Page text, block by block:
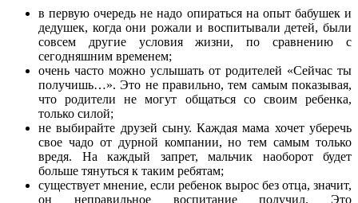
в первую очередь не надо опираться на опыт бабушек и
дедушек, когда они рожали и воспитывали детей, были
совсем другие условия жизни, по сравнению с
сегодняшним временем;
очень часто можно услышать от родителей «Сейчас ты
получишь…». Это не правильно, тем самым показывая,
что родители не могут общаться со своим ребенка,
только силой;
не выбирайте друзей сыну. Каждая мама хочет уберечь
свое чадо от дурной компании, но тем самым только
вредя. На каждый запрет, мальчик наоборот будет
больше тянуться к таким ребятам;
существует мнение, если ребенок вырос без отца, значит,
он неправильное воспитание получил. Это